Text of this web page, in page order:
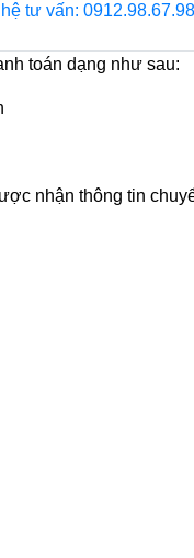
tư vấn: 0912.98.67.98
toán dạng như sau:
nhận thông tin